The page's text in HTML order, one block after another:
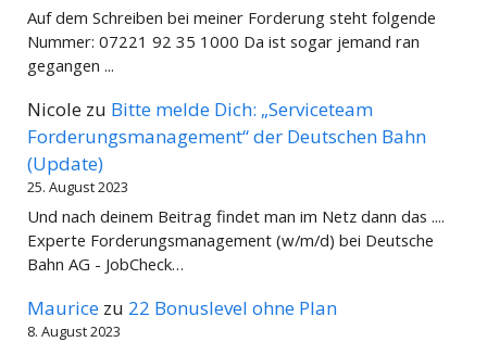
Auf dem Schreiben bei meiner Forderung steht folgende
Nummer: 07221 92 35 1000 Da ist sogar jemand ran
gegangen ...
Nicole zu Bitte melde Dich: „Serviceteam
Forderungsmanagement“ der Deutschen Bahn
(Update)
25. August 2023
Und nach deinem Beitrag findet man im Netz dann das ....
Experte Forderungsmanagement (w/m/d) bei Deutsche
Bahn AG - JobCheck…
Maurice zu 22 Bonuslevel ohne Plan
8. August 2023